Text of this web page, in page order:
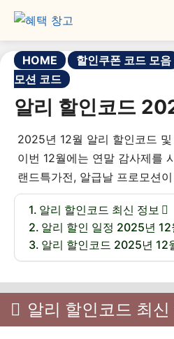
HOME 할인쿠폰 코드 모음
모션 코드
알리 할인코드
2025년 12월 알리 할인코드
이번 12월에는 연말 감사제를
랜드특가전, 알급날 프로모션
알리 할인코드 최신 정보
알리 할인 일정 2025년 12
알리 할인코드 2025년 12
알리 할인코드 최신